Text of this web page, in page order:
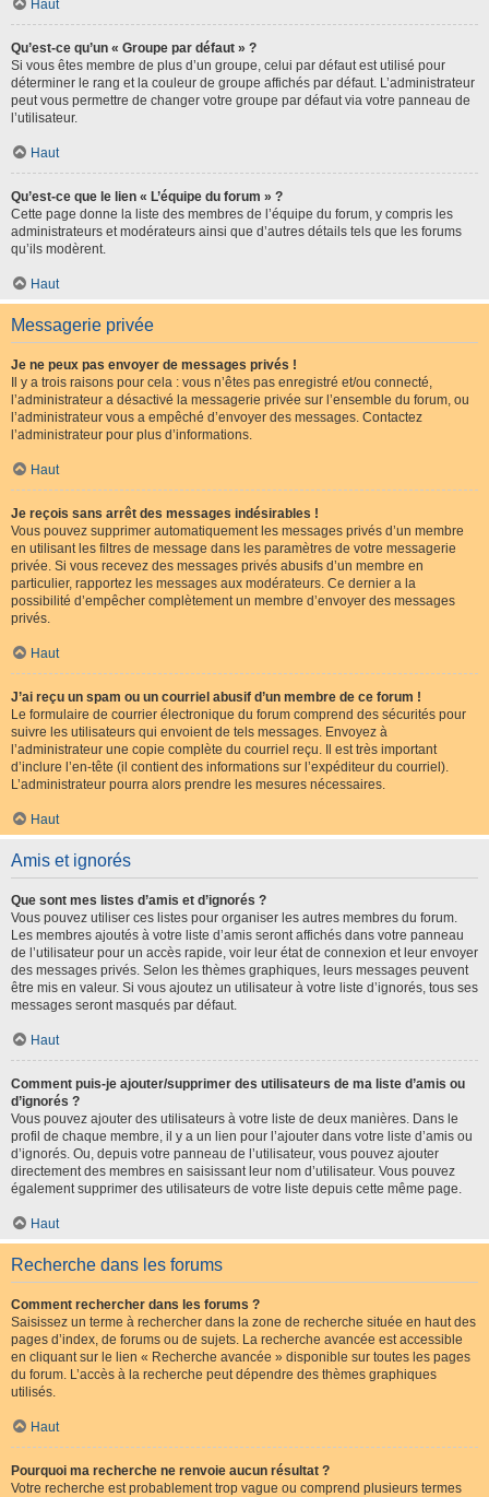
Haut
Qu’est-ce qu’un « Groupe par défaut » ?
Si vous êtes membre de plus d’un groupe, celui par défaut est utilisé pour
déterminer le rang et la couleur de groupe affichés par défaut. L’administrateur
peut vous permettre de changer votre groupe par défaut via votre panneau de
l’utilisateur.
Haut
Qu’est-ce que le lien « L’équipe du forum » ?
Cette page donne la liste des membres de l’équipe du forum, y compris les
administrateurs et modérateurs ainsi que d’autres détails tels que les forums
qu’ils modèrent.
Haut
Messagerie privée
Je ne peux pas envoyer de messages privés !
Il y a trois raisons pour cela : vous n’êtes pas enregistré et/ou connecté,
l’administrateur a désactivé la messagerie privée sur l’ensemble du forum, ou
l’administrateur vous a empêché d’envoyer des messages. Contactez
l’administrateur pour plus d’informations.
Haut
Je reçois sans arrêt des messages indésirables !
Vous pouvez supprimer automatiquement les messages privés d’un membre
en utilisant les filtres de message dans les paramètres de votre messagerie
privée. Si vous recevez des messages privés abusifs d’un membre en
particulier, rapportez les messages aux modérateurs. Ce dernier a la
possibilité d’empêcher complètement un membre d’envoyer des messages
privés.
Haut
J’ai reçu un spam ou un courriel abusif d’un membre de ce forum !
Le formulaire de courrier électronique du forum comprend des sécurités pour
suivre les utilisateurs qui envoient de tels messages. Envoyez à
l’administrateur une copie complète du courriel reçu. Il est très important
d’inclure l’en-tête (il contient des informations sur l’expéditeur du courriel).
L’administrateur pourra alors prendre les mesures nécessaires.
Haut
Amis et ignorés
Que sont mes listes d’amis et d’ignorés ?
Vous pouvez utiliser ces listes pour organiser les autres membres du forum.
Les membres ajoutés à votre liste d’amis seront affichés dans votre panneau
de l’utilisateur pour un accès rapide, voir leur état de connexion et leur envoyer
des messages privés. Selon les thèmes graphiques, leurs messages peuvent
être mis en valeur. Si vous ajoutez un utilisateur à votre liste d’ignorés, tous ses
messages seront masqués par défaut.
Haut
Comment puis-je ajouter/supprimer des utilisateurs de ma liste d’amis ou
d’ignorés ?
Vous pouvez ajouter des utilisateurs à votre liste de deux manières. Dans le
profil de chaque membre, il y a un lien pour l’ajouter dans votre liste d’amis ou
d’ignorés. Ou, depuis votre panneau de l’utilisateur, vous pouvez ajouter
directement des membres en saisissant leur nom d’utilisateur. Vous pouvez
également supprimer des utilisateurs de votre liste depuis cette même page.
Haut
Recherche dans les forums
Comment rechercher dans les forums ?
Saisissez un terme à rechercher dans la zone de recherche située en haut des
pages d’index, de forums ou de sujets. La recherche avancée est accessible
en cliquant sur le lien « Recherche avancée » disponible sur toutes les pages
du forum. L’accès à la recherche peut dépendre des thèmes graphiques
utilisés.
Haut
Pourquoi ma recherche ne renvoie aucun résultat ?
Votre recherche est probablement trop vague ou comprend plusieurs termes